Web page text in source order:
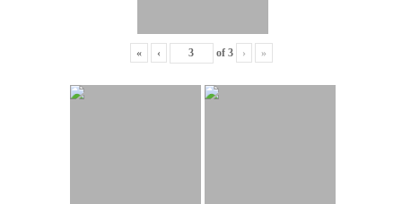
« ‹ of 3 › »